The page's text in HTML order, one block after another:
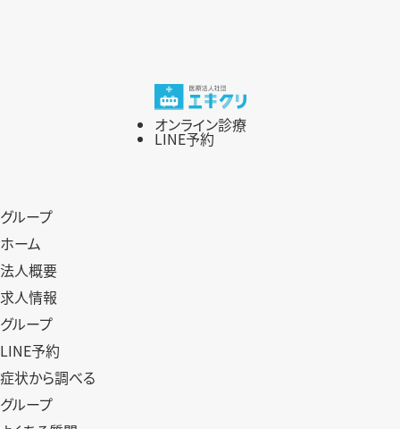
オンライン診療
LINE予約
グループ
ホーム
法人概要
求人情報
グループ
LINE予約
症状から調べる
グループ